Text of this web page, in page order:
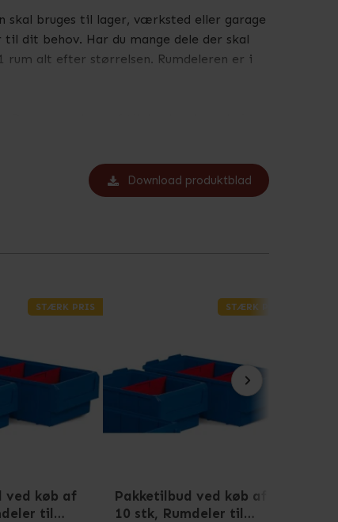
skal bruges til lager, værksted eller garage
dit behov. Har du mange dele der skal
rum alt efter størrelsen. Rumdeleren er i
Denne rumdeler af til den brede og høje
Download produktblad
STÆRK PRIS
ved køb af
til
STÆRK PRIS
Pakketilbud ved køb af
10 stk, Rumdeler til